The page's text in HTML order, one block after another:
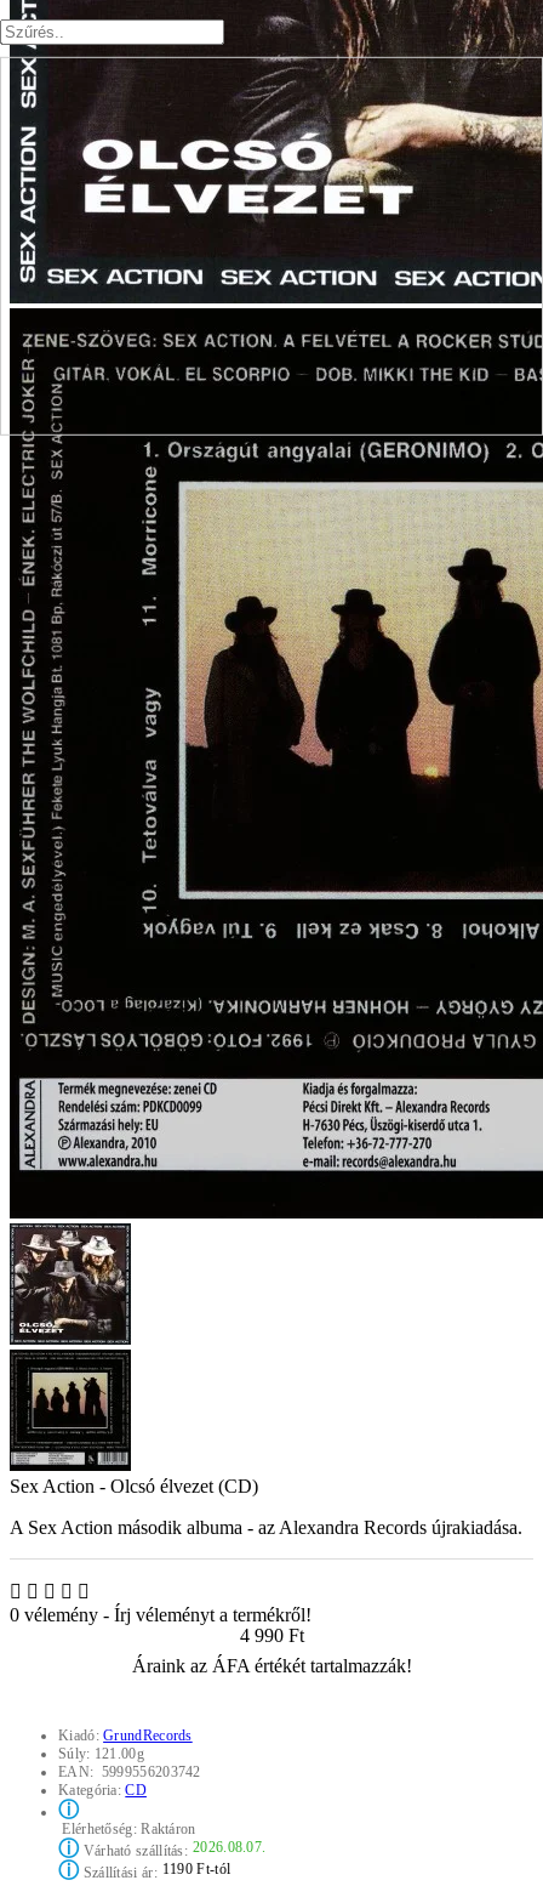
Sex Action - Olcsó élvezet (CD)
A Sex Action második albuma - az Alexandra Records újrakiadása.
0 vélemény - Írj véleményt a termékről!
4 990 Ft
Áraink az ÁFA értékét tartalmazzák!
Kiadó:GrundRecords
Súly: 121.00g
EAN: 5999556203742
Kategória:CD
ⓘ
Elérhetőség:Raktáron
ⓘVárható szállítás: 2026.08.07.
ⓘSzállítási ár: 1190 Ft-tól